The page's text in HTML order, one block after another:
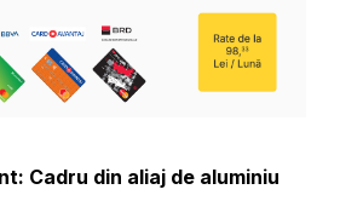
Cadru din aliaj de aluminiu